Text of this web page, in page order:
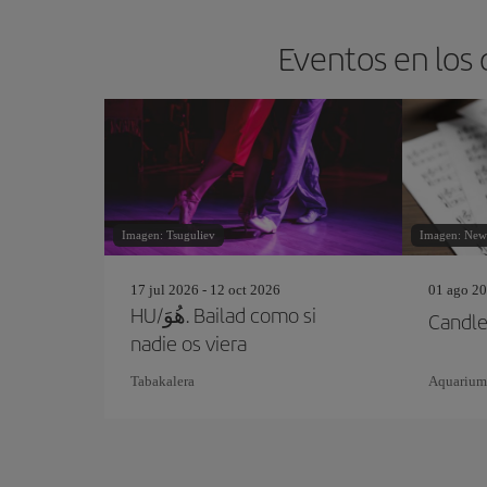
Eventos en
Imagen: Tsuguliev
17 jul 2026 - 12 oct 2026
HU/هُوَ. Bailad como si
nadie os viera
Tabakalera
Imagen:
01 ago